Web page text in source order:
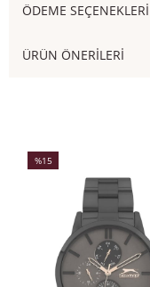
ÖDEME SEÇENEKLERI
ÜRÜN ÖNERILERI
%15